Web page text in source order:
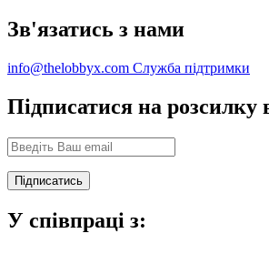
Зв'язатись з нами
info@thelobbyx.com Служба підтримки
Підписатися на розсилку
У співпраці з: